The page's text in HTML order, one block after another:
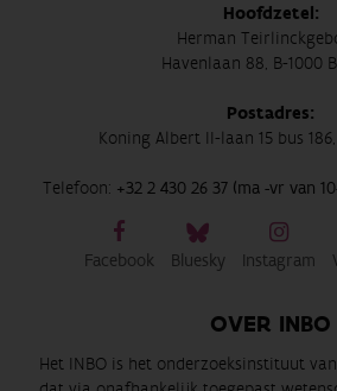
Hoofdzetel:
Herman
Havenlaan 88, B-1000
Postadres:
Koning Albert II-laan 15 bus 186,
Telefoon: +32 2 430 26 37 (ma -vr van
Facebook Bluesky Instagram
OVER INBO
Het INBO is het onderzoeksinstituut